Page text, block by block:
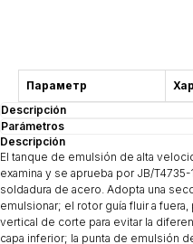
Параметр
Descripción
Parámetros
Descripción
El tanque de emulsión de alta
examina y se aprueba por JB/
soldadura de acero. Adopta una
emulsionar; el rotor guía fluir a
vertical de corte para evitar la
capa inferior; la punta de emulsión